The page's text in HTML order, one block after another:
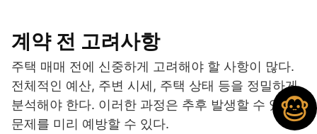
계약 전 고려사항
주택 매매 전에 신중하게 고려해야 할 사항이 많다.
전체적인 예산, 주변 시세, 주택 상태 등을 정밀하게
분석해야 한다. 이러한 과정은 추후 발생할 수 있는
문제를 미리 예방할 수 있다.